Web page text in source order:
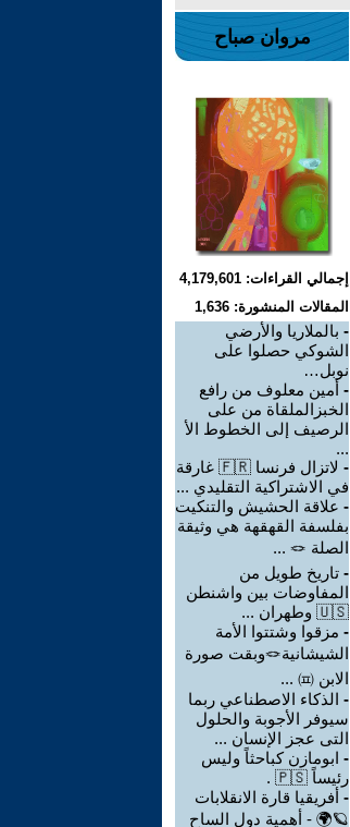
مروان صباح
إجمالي القراءات: 4,179,601
المقالات المنشورة: 1,636
- بالملاريا والأرضي
الشوكي حصلوا على
نوبل…
- أمين معلوف من رافع
الخبزالملقاة من على
الرصيف إلى الخطوط الأ
...
-
لاتزال فرنسا 🇫🇷 غارقة
في الاشتراكية التقليدي ...
- علاقة الحشيش والتنكيت
بفلسفة القهقهة هي وثيقة
الصلة 🪢 ...
- تاريخ طويل من
المفاوضات بين واشنطن
🇺🇸 وطهران ...
- مزقوا وشتتوا الأمة
الشيشانية🪢وبقت صورة
الابن ㈌ ...
- الذكاء الاصطناعي ربما
سيوفر الأجوبة والحلول
التى عجز الإنسان ...
- ابومازن كباحثاً وليس
رئيساً 🇵🇸 .
- أفريقيا قارة الانقلابات
🪐🌍 - أهمية دول الساح